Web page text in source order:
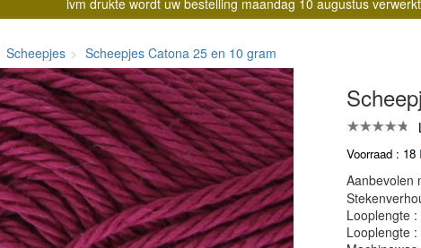
ivm drukte wordt uw bestelling maandag 10 augustus
Scheepjes Scheepjes Catona 25 en 10 gram
Voorraad : 18
Aanbevolen
Looplengte
Looplengte